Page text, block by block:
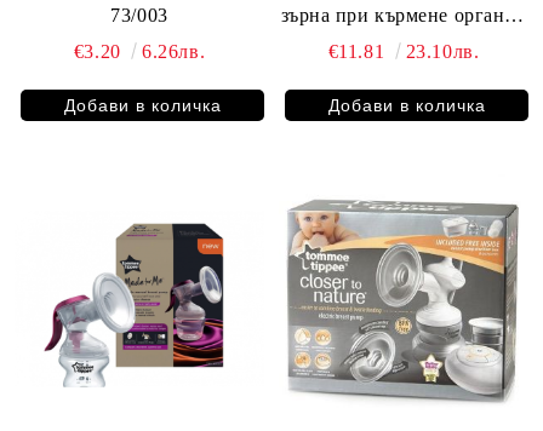
73/003
€3.20
6.26лв.
зърна при кърмене органик
30 мл 4481
€11.81 23.10лв.